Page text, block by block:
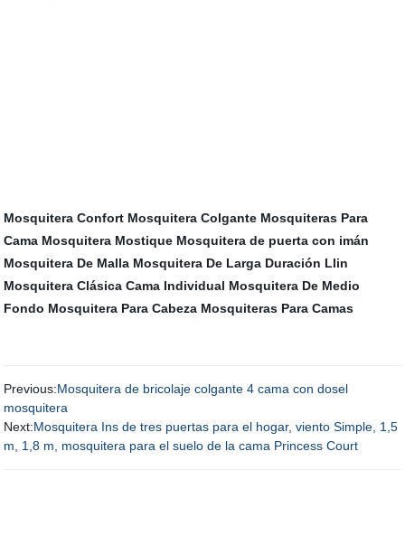
Mosquitera Confort Mosquitera Colgante Mosquiteras Para
Cama Mosquitera Mostique Mosquitera de puerta con imán
Mosquitera De Malla Mosquitera De Larga Duración Llin
Mosquitera Clásica Cama Individual Mosquitera De Medio
Fondo Mosquitera Para Cabeza Mosquiteras Para Camas
Previous:Mosquitera de bricolaje colgante 4 cama con dosel
mosquitera
Next:Mosquitera Ins de tres puertas para el hogar, viento Simple, 1,5
m, 1,8 m, mosquitera para el suelo de la cama Princess Court